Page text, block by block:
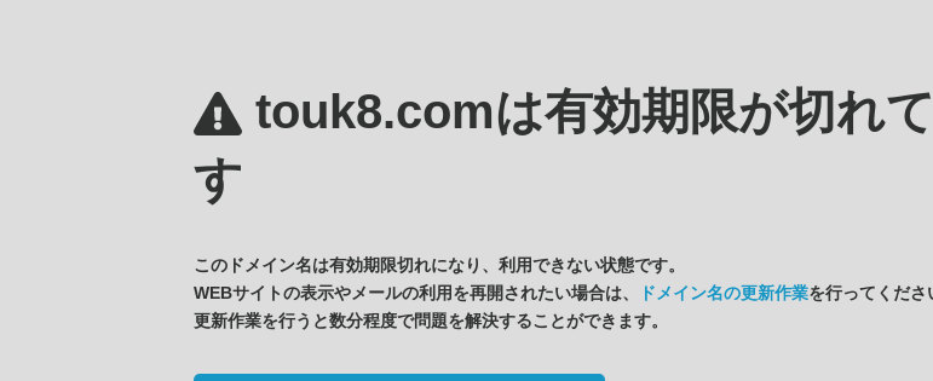
touk8.comは有効期限が切れ
す
このドメイン名は有効期限切れになり、利用できない状態です。
WEBサイトの表示やメールの利用を再開されたい場合は、
ドメイン名の更新作業を行ってくださ
更新作業を行うと数分程度で問題を解決することができます。